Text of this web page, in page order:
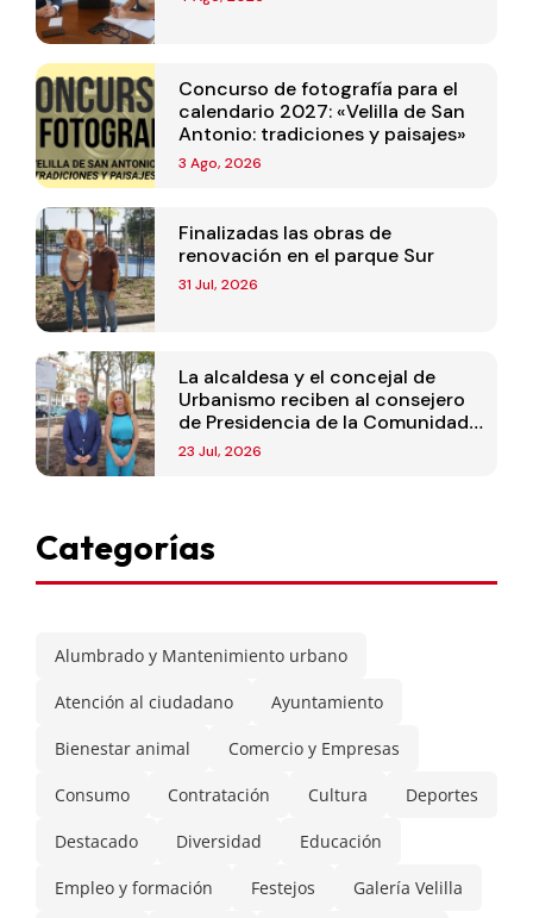
Concurso de fotografía para el
calendario 2027: «Velilla de San
Antonio: tradiciones y paisajes»
3 Ago, 2026
Finalizadas las obras de
renovación en el parque Sur
31 Jul, 2026
La alcaldesa y el concejal de
Urbanismo reciben al consejero
de Presidencia de la Comunidad
de Madrid
23 Jul, 2026
Categorías
Alumbrado y Mantenimiento urbano
Atención al ciudadano Ayuntamiento
Bienestar animal Comercio y Empresas
Consumo Contratación Cultura Deportes
Destacado Diversidad Educación
Empleo y formación Festejos Galería Velilla